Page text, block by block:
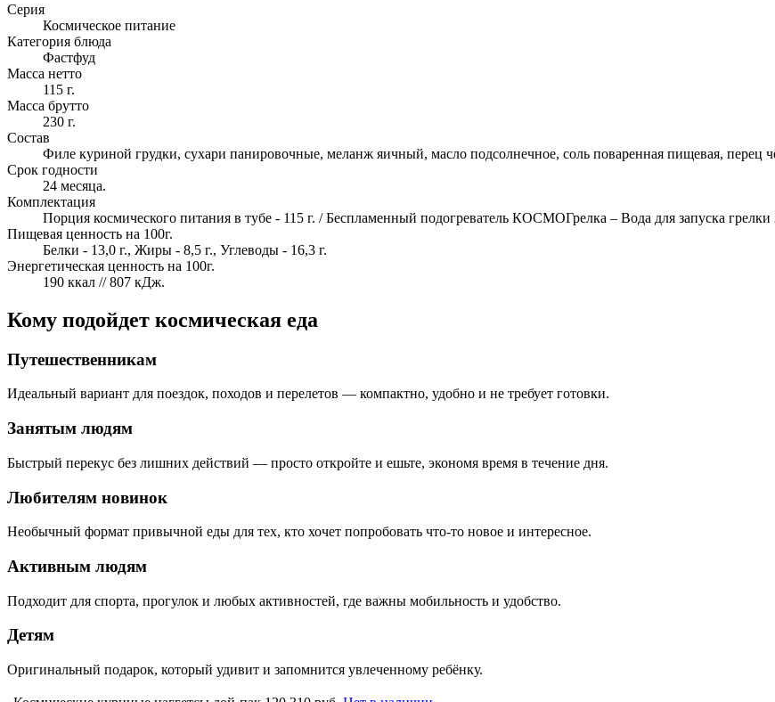
Серия
Космическое питание
Категория блюда
Фастфуд
Масса нетто
115 г.
Масса брутто
230 г.
Состав
Филе куриной грудки, сухари панировочные, меланж яичный, масло подсолнечное, соль поваренная пищевая, перец
Срок годности
24 месяца.
Комплектация
Порция космического питания в тубе - 115 г. / Беспламенный подогреватель КОСМОГрелка – Вода для запуска
Пищевая ценность на 100г.
Белки - 13,0 г., Жиры - 8,5 г., Углеводы - 16,3 г.
Энергетическая ценность на 100г.
190 ккал // 807 кДж.
Кому подойдет космическая еда
Путешественникам
Идеальный вариант для поездок, походов и перелетов — компактно, удобно и не требует готовки.
Занятым людям
Быстрый перекус без лишних действий — просто откройте и ешьте, экономя время в течение дня.
Любителям новинок
Необычный формат привычной еды для тех, кто хочет попробовать что-то новое и интересное.
Активным людям
Подходит для спорта, прогулок и любых активностей, где важны мобильность и удобство.
Детям
Оригинальный подарок, который удивит и запомнится увлеченному ребёнку.